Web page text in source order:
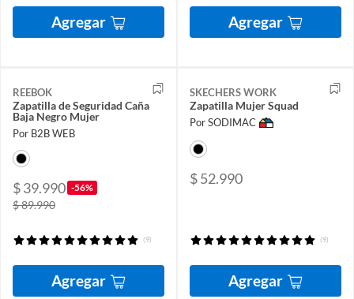
Agregar Agregar
REEBOK
Zapatilla de Seguridad Caña
Baja Negro Mujer
Por B2B WEB
$ 39.990 -56%
$ 89.990
(9)
Agregar
SKECHERS WORK
Zapatilla Mujer Squad
Por SODIMAC
$ 52.990
(9)
Agregar